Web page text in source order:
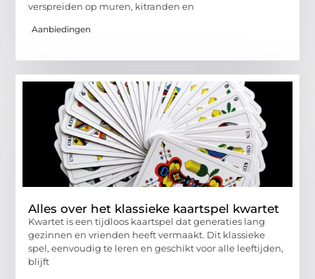
verspreiden op muren, kitranden en
Aanbiedingen
Alles over het klassieke kaartspel kwartet
Kwartet is een tijdloos kaartspel dat generaties lang
gezinnen en vrienden heeft vermaakt. Dit klassieke
spel, eenvoudig te leren en geschikt voor alle leeftijden,
blijft